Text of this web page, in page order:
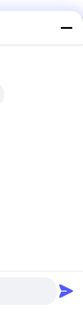
Shenzhen -
Co., Ltd. .